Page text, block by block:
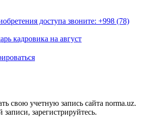
доступа звоните: +998 (78)
кадровика на август
свою учетную запись сайта norma.uz.
зарегистрируйтесь.